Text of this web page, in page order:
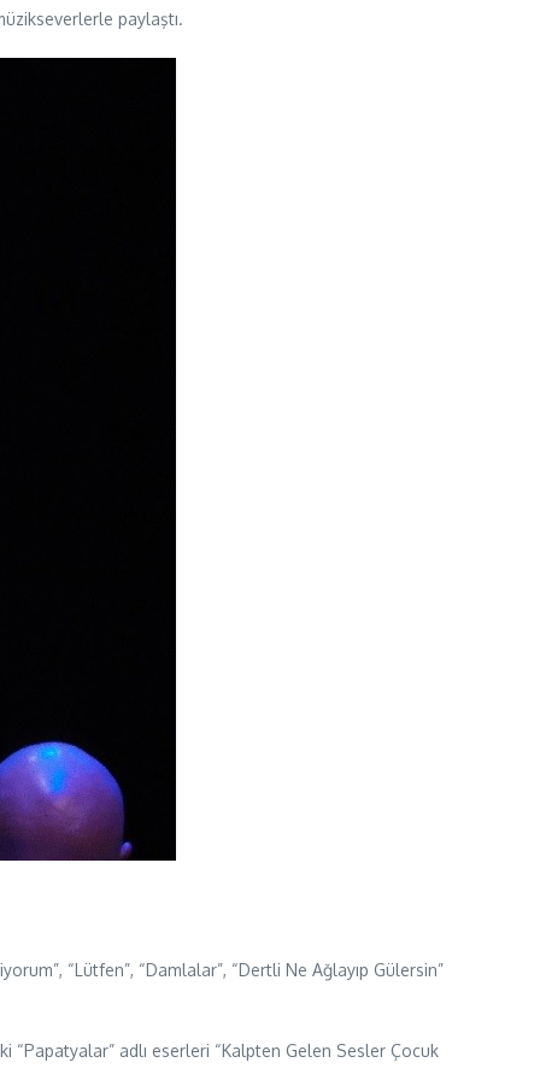
paylaştı.
“Lütfen”, “Damlalar”, “Dertli Ne Ağlayıp Gülersin”
“Papatyalar” adlı eserleri “Kalpten Gelen Sesler Çocuk